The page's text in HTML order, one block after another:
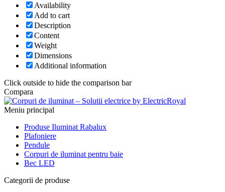
Availability
Add to cart
Description
Content
Weight
Dimensions
Additional information
Click outside to hide the comparison bar
Compara
Meniu principal
Produse Iluminat Rabalux
Plafoniere
Pendule
Corpuri de iluminat pentru baie
Bec LED
Categorii de produse